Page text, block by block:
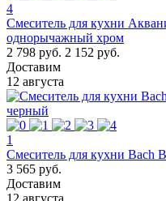
4
Смеситель для кухни
однорычажный хром
2 798 руб. 2 152 руб.
Доставим
12 августа
1
Смеситель для кухни
3 565 руб.
Доставим
12 августа